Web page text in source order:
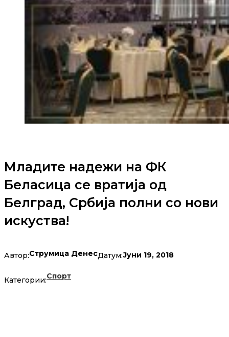
Младите надежи на ФК
Беласица се вратија од
Белград, Србија полни со нови
искуства!
Автор:Струмица ДенесДатум:Јуни 19, 2018
Категории:Спорт